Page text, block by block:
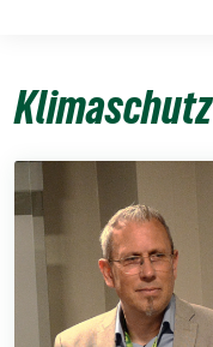
Klimaschutz